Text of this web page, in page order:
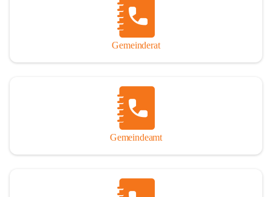
Gemeinderat
Gemeindeamt